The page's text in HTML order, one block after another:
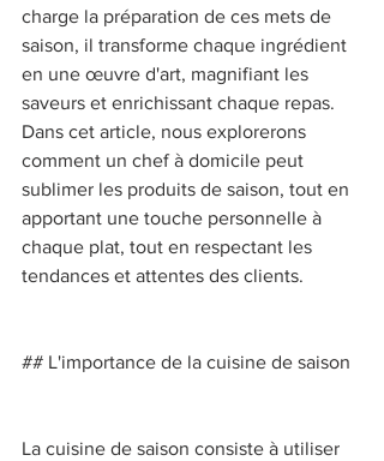
charge la préparation de ces mets de
saison, il transforme chaque ingrédient
en une œuvre d'art, magnifiant les
saveurs et enrichissant chaque repas.
Dans cet article, nous explorerons
comment un chef à domicile peut
sublimer les produits de saison, tout en
apportant une touche personnelle à
chaque plat, tout en respectant les
tendances et attentes des clients.
## L'importance de la cuisine de saison
La cuisine de saison consiste à utiliser